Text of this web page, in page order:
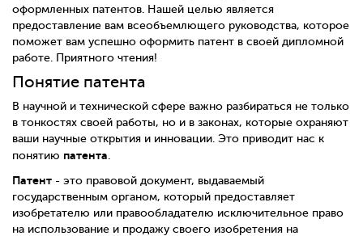
оформленных патентов. Нашей целью является
предоставление вам всеобъемлющего руководства, которое
поможет вам успешно оформить патент в своей дипломной
работе. Приятного чтения!
Понятие патента
В научной и технической сфере важно разбираться не только
в тонкостях своей работы, но и в законах, которые охраняют
ваши научные открытия и инновации. Это приводит нас к
понятию патента
Патент - это правовой документ, выдаваемый
государственным органом, который предоставляет
изобретателю или правообладателю исключительное право
на использование и продажу своего изобретения на